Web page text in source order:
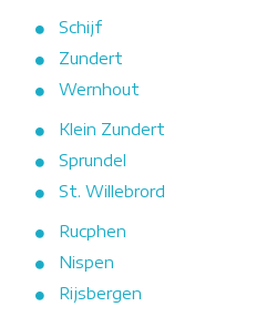
Schijf
Zundert
Wernhout
Klein Zundert
Sprundel
St. Willebrord
Rucphen
Nispen
Rijsbergen